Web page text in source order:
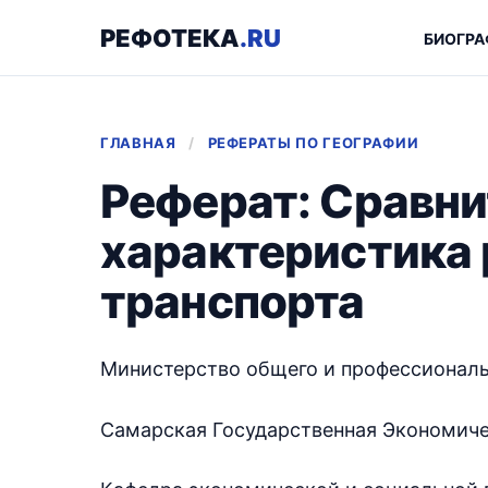
РЕФОТЕКА.RU
ГЛАВНАЯ / РЕФЕРАТЫ ПО ГЕОГРАФИИ
Реферат:
транспорта
Министерство общего и
Самарская Государственная